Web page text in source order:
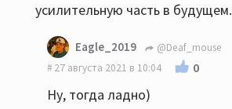
усилительную часть в будущем.
Eagle_2019
@Deaf_mouse
27 августа 2021 в 10:04
0
Ну, тогда ладно)